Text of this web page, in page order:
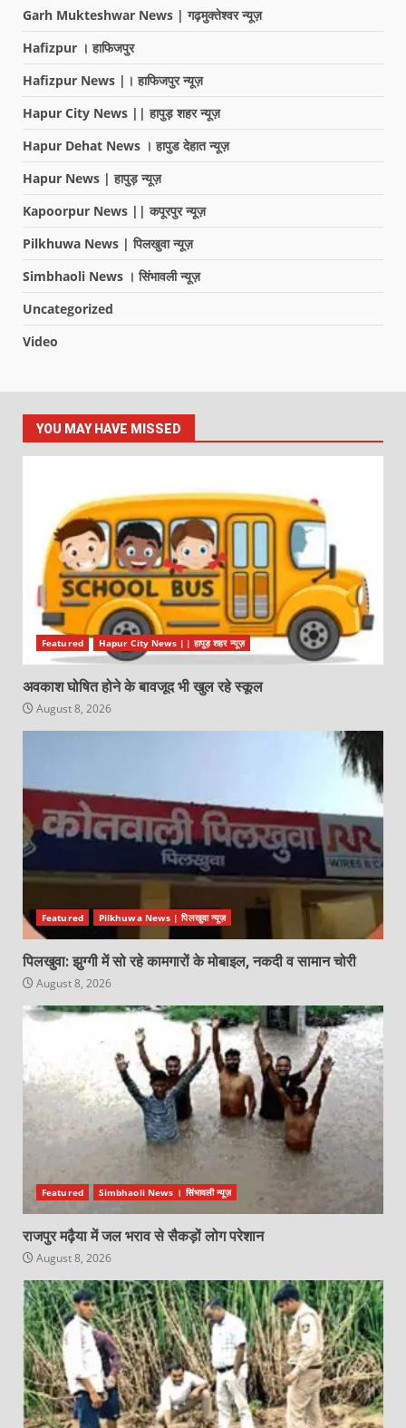
Garh Mukteshwar News | गढ़मुक्तेश्वर न्यूज़
Hafizpur । हाफिजपुर
Hafizpur News |। हाफिजपुर न्यूज़
Hapur City News || हापुड़ शहर न्यूज़
Hapur Dehat News । हापुड देहात न्यूज़
Hapur News | हापुड़ न्यूज़
Kapoorpur News || कपूरपुर न्यूज़
Pilkhuwa News | पिलखुवा न्यूज़
Simbhaoli News । सिंभावली न्यूज़
Uncategorized
Video
YOU MAY HAVE MISSED
Featured Hapur City News || हापुड़ शहर न्यूज़
अवकाश घोषित होने के बावजूद भी खुल रहे स्कूल
August 8, 2026
Featured Pilkhuwa News | पिलखुवा न्यूज़
पिलखुवा: झुग्गी में सो रहे कामगारों के मोबाइल, नकदी व सामान चोरी
August 8, 2026
Featured Simbhaoli News । सिंभावली न्यूज़
राजपुर मढ़ैया में जल भराव से सैकड़ों लोग परेशान
August 8, 2026